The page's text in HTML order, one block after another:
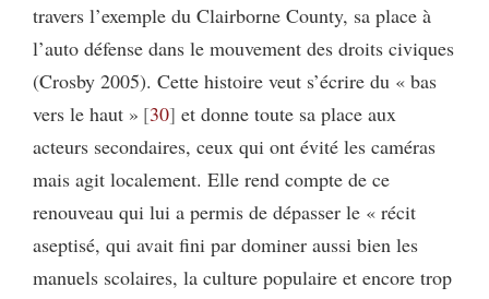
travers l’exemple du Clairborne County, sa place à
l’auto défense dans le mouvement des droits civiques
(Crosby 2005). Cette histoire veut s’écrire du « bas
vers le haut » 30 et donne toute sa place aux
acteurs secondaires, ceux qui ont évité les caméras
mais agit localement. Elle rend compte de ce
renouveau qui lui a permis de dépasser le « récit
aseptisé, qui avait fini par dominer aussi bien les
manuels scolaires, la culture populaire et encore trop